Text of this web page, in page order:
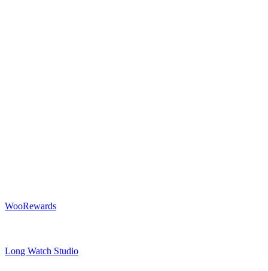
WooRewards
Long Watch Studio